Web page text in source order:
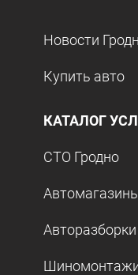
Новости
Купить авто
КАТАЛОГ
СТО Гродно
Авторазборки